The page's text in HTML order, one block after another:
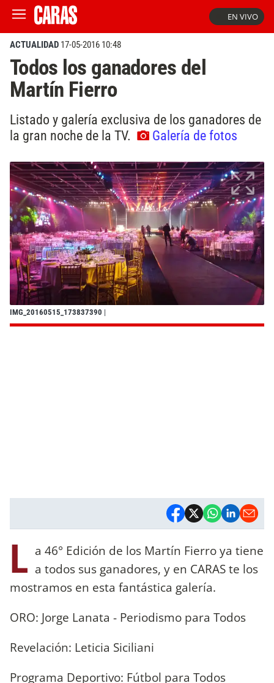
EN VIVO
ACTUALIDAD 17-05-2016 10:48
Todos los ganadores del
Martín Fierro
Listado y galería exclusiva de los ganadores de
la gran noche de la TV.
Galería de fotos
IMG_20160515_173837390 |
L a 46° Edición de los Martín Fierro ya tiene
a todos sus ganadores, y en CARAS te los
mostramos en esta fantástica galería.
ORO: Jorge Lanata - Periodismo para Todos
Revelación: Leticia Siciliani
Programa Deportivo: Fútbol para Todos